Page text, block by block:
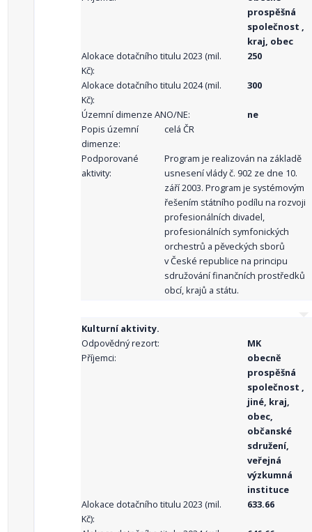
prospěšná
společnost ,
kraj, obec
Alokace dotačního titulu 2023 (mil.
Kč):
250
Alokace dotačního titulu 2024 (mil.
Kč):
300
Územní dimenze ANO/NE:
ne
Popis územní
dimenze:
celá ČR
Podporované
aktivity:
Program je realizován na základě
usnesení vlády č. 902 ze dne 10.
září 2003. Program je systémovým
řešením státního podílu na rozvoji
profesionálních divadel,
profesionálních symfonických
orchestrů a pěveckých sborů
v České republice na principu
sdružování finančních prostředků
obcí, krajů a státu.
Kulturní aktivity.
Odpovědný rezort:
MK
Příjemci:
obecně
prospěšná
společnost ,
jiné, kraj,
obec,
občanské
sdružení,
veřejná
výzkumná
instituce
Alokace dotačního titulu 2023 (mil.
Kč):
633.66